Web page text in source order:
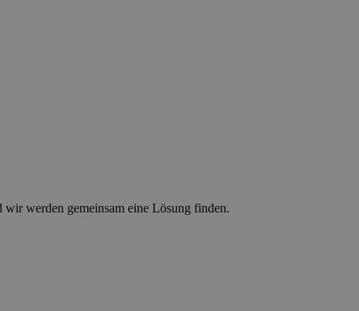
wir werden gemeinsam eine Lösung finden.